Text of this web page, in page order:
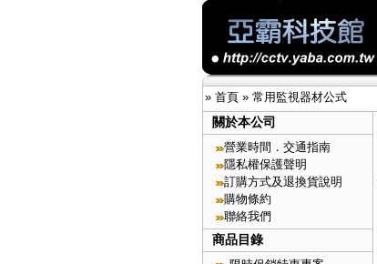
» 首頁 » 常用監視器材公式
關於本公司
營業時間．交通指南
隱私權保護聲明
訂購方式及退換貨說明
購物條約
聯絡我們
商品目錄